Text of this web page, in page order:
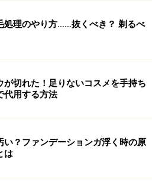
ます。実践の際には、必ず自身の体
し、正しい方法で行ってください。
保証するものではありません。
処理のやり方……抜くべき？ 剃るべ
が切れた！足りないコスメを手持ち
代用する方法
い？ファンデーションガ浮く時の原
は